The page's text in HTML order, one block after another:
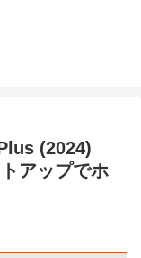
(2024)
アップでホ